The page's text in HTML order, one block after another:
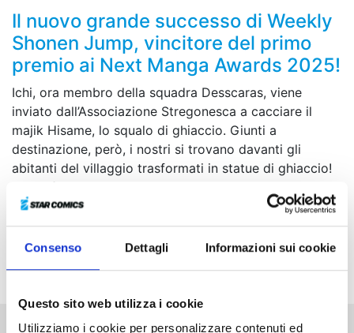
Consenso Dettagli Informazioni sui cookie
Questo sito web utilizza i cookie
Utilizziamo i cookie per personalizzare contenuti ed
Il nuovo grande successo di Weekly
Shonen Jump, vincitore del primo
premio ai Next Manga Awards 2025!
Ichi, ora membro della squadra Desscaras, viene
inviato dall’Associazione Stregonesca a cacciare il
majik Hisame, lo squalo di ghiaccio. Giunti a
destinazione, però, i nostri si trovano davanti gli
abitanti del villaggio trasformati in statue di ghiaccio!
Ha così inizio una prova crudele a temperatura polare,
con lo scopo di abbattere e acquisire il malvagio majik
capace di congelare le creature viventi. Mentre
Desscaras e Kumugi tribolano, Ichi sembra avere un